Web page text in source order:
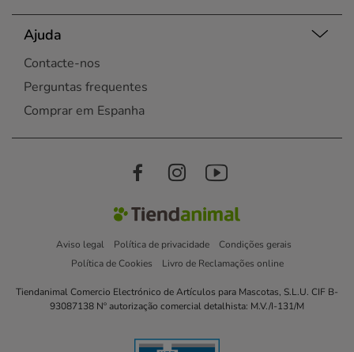
Ajuda
Contacte-nos
Perguntas frequentes
Comprar em Espanha
Aviso legal Política de privacidade
Condições gerais
Política de Cookies
Livro de Reclamações online
Tiendanimal Comercio Electrónico de Artículos para Mascotas, S.L.U. CIF B-
93087138 Nº autorização comercial detalhista: M.V./I-131/M